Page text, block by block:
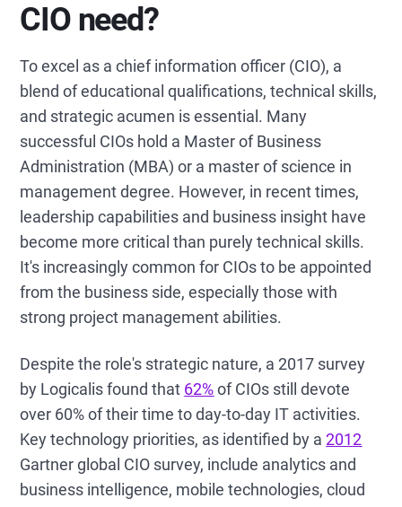
CIO need?
To excel as a chief information officer (CIO), a
blend of educational qualifications, technical skills,
and strategic acumen is essential. Many
successful CIOs hold a Master of Business
Administration (MBA) or a master of science in
management degree. However, in recent times,
leadership capabilities and business insight have
become more critical than purely technical skills.
It's increasingly common for CIOs to be appointed
from the business side, especially those with
strong project management abilities.
Despite the role's strategic nature, a 2017 survey
by Logicalis found that 62%of CIOs still devote
over 60% of their time to day-to-day IT activities.
Key technology priorities, as identified by a2012
Gartner global CIO survey, include analytics and
business intelligence, mobile technologies, cloud